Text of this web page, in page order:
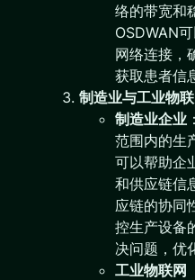
络的带宽和
OSDWAN
网络连接，
获取患者信
制造业与工业物
制造业企业
范围内的生
可以帮助企
和供应链信
应链的协同
控生产设备
决问题，优
工业物联网